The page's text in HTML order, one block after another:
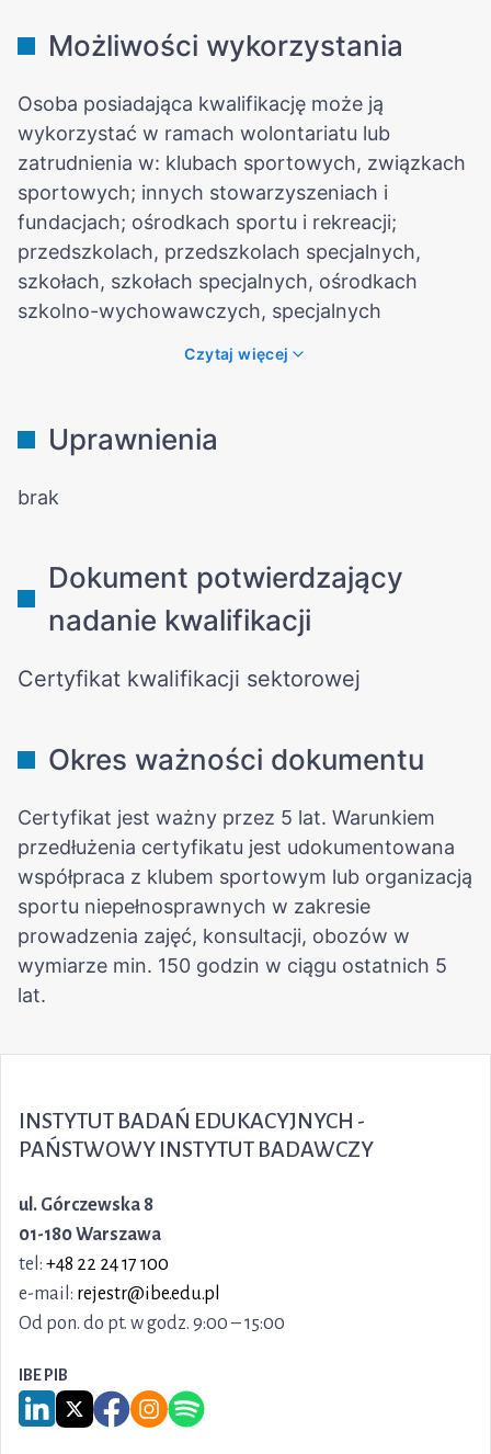
INSTYTUT BADAŃ EDUKACYJNYCH -
PAŃSTWOWY INSTYTUT BADAWCZY
ul. Górczewska 8
01-180 Warszawa
tel: +48 22 24 17 100
e-mail: rejestr@ibe.edu.pl
Od pon. do pt. w godz. 9:00 – 15:00
IBE PIB
Link do serwisu LinkedIn IBE PIB
Link do serwisu X IBE PIB
Link do Facebook IBE PIB
Link do Instagram IBE PIB
Link do Spotify IBE PIB